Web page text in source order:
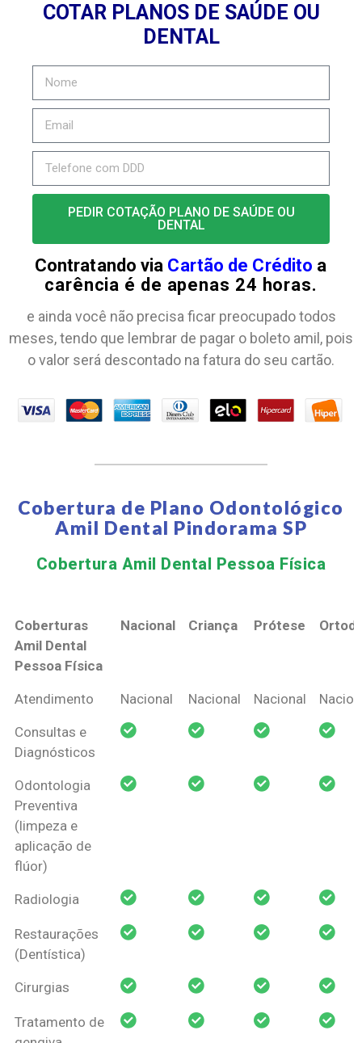
COTAR PLANOS DE SAÚDE OU
DENTAL
PEDIR COTAÇÃO PLANO DE SAÚDE OU
DENTAL
Contratando via Cartão de Crédito a
carência é de apenas 24 horas.
e ainda você não precisa ficar preocupado todos
meses, tendo que lembrar de pagar o boleto amil, pois
o valor será descontado na fatura do seu cartão.
Cobertura de Plano Odontológico
Amil Dental Pindorama SP
Cobertura Amil Dental Pessoa Física​
Coberturas
Amil Dental
Pessoa Física
Nacional Criança Prótese
Coberturas
Pessoa Física
Nacional Criança Prótese
Atendimento Nacional Nacional Nacional
Consultas e
Diagnósticos
Odontologia
Preventiva
(limpeza e
aplicação de
flúor)
Radiologia
Restaurações
(Dentística)
Cirurgias
Tratamento de